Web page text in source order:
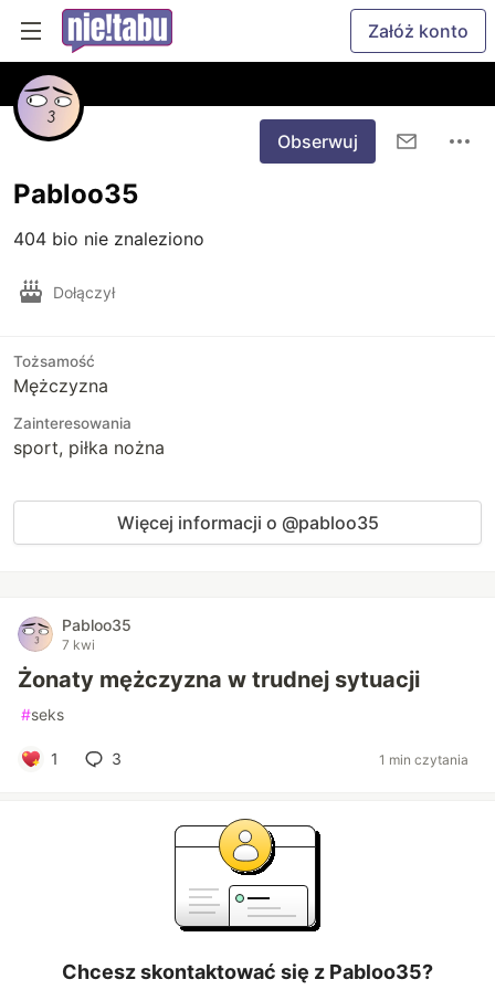
Załóż konto
Obserwuj
Pabloo35
404 bio nie znaleziono
Dołączył
Tożsamość
Mężczyzna
Zainteresowania
sport, piłka nożna
Więcej informacji o @pabloo35
Pabloo35
7 kwi
Żonaty mężczyzna w trudnej sytuacji
#seks
1 3 1 min czytania
Chcesz skontaktować się z Pabloo35?